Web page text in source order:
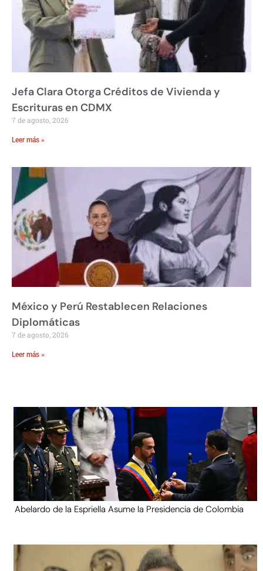
Jefa Clara Otorga Créditos de Vivienda y
Escrituras en CDMX
7 de agosto, 2026
Leer más »
México y Perú Restablecen Relaciones
Diplomáticas
7 de agosto, 2026
Leer más »
Abelardo de la Espriella Asume la Presidencia de Colombia